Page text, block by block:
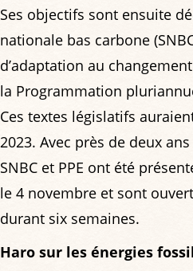
Ses objectifs sont ensuite
nationale bas carbone
d’adaptation au
la Programmation
Ces textes législatifs
2023. Avec près de deux
SNBC et PPE ont été
le 4 novembre et sont
durant six semaines.
Haro sur les énergies